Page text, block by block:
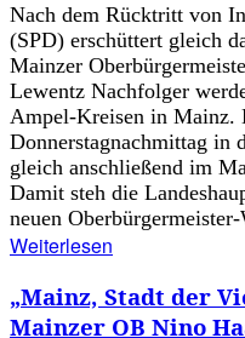
Nach dem Rücktritt von
(SPD) erschüttert gleich
Mainzer
Lewentz Nachfolger
Ampel-Kreisen in Mainz.
Donnerstagnachmittag in
gleich anschließend im
Damit steh die
neuen
Weiterlesen
„Mainz, Stadt der
Mainzer OB Nino